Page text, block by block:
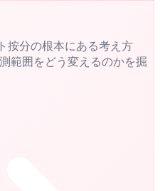
按分の根本にある考え方
範囲をどう変えるのかを掘